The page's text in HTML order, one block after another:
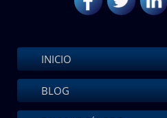
INICIO
BLOG